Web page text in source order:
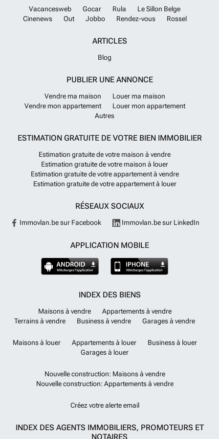
Vacancesweb Gocar Rula
Le Sillon Belge
Cinenews
Out Jobbo Rendez-vous Rossel
ARTICLES
Blog
PUBLIER UNE ANNONCE
Vendre ma maison
Louer ma maison
Vendre mon appartement
Louer mon appartement
Autres
ESTIMATION GRATUITE DE VOTRE BIEN IMMOBILIER
Estimation gratuite de votre maison à vendre
Estimation gratuite de votre maison à louer
Estimation gratuite de votre appartement à vendre
Estimation gratuite de votre appartement à louer
RÉSEAUX SOCIAUX
Immovlan.be sur Facebook Immovlan.be sur LinkedIn
APPLICATION MOBILE
INDEX DES BIENS
Maisons à vendre
Appartements à vendre
Terrains à vendre
Business à vendre Garages à vendre
Maisons à louer Appartements à louer
Business à louer
Garages à louer
Nouvelle construction: Maisons à vendre
Nouvelle construction: Appartements à vendre
Créez votre alerte email
INDEX DES AGENTS IMMOBILIERS, PROMOTEURS ET
NOTAIRES